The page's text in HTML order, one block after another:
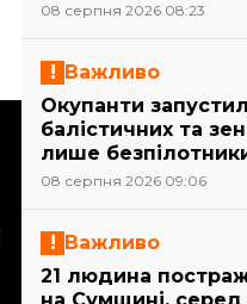
08 серпня 2026 08:23
Важливо
Окупанти
балістичних та
лише
08 серпня 2026 09:06
Важливо
21 людина